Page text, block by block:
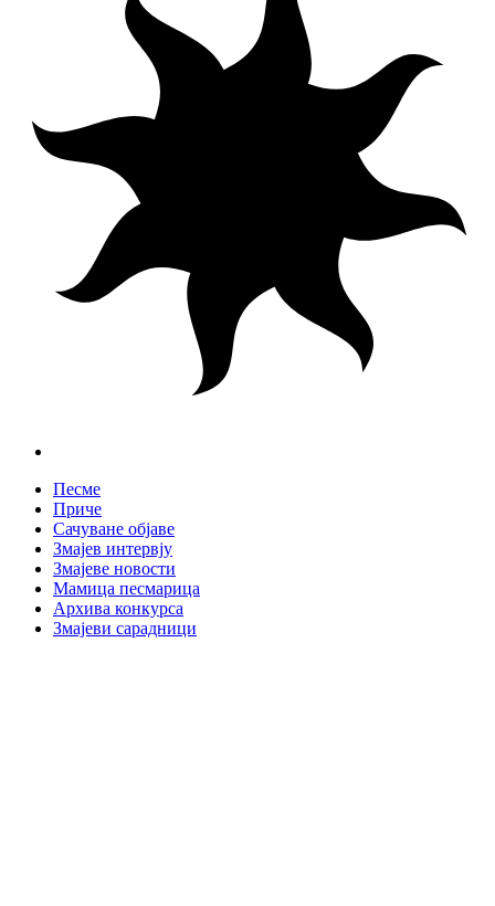
Песме
Приче
Сачуване објаве
Змајев интервју
Змајеве новости
Мамица песмарица
Архива конкурса
Змајеви сарадници